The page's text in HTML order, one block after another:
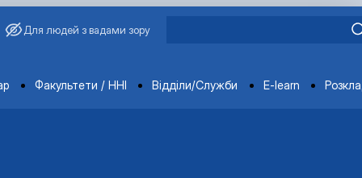
Для людей з вадами зору
Факультети / ННІ Відділи/Служби E-learn